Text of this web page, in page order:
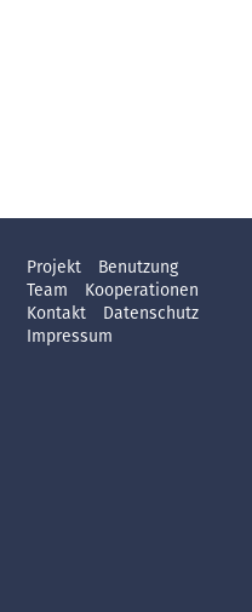
Projekt
Benutzung
Team
Kooperationen
Kontakt
Datenschutz
Impressum